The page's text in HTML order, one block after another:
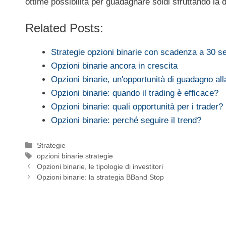
Related Posts:
Strategie opzioni binarie con scadenza a 30
Opzioni binarie ancora in crescita
Opzioni binarie, un'opportunità di guadagno
Opzioni binarie: quando il trading è efficace?
Opzioni binarie: quali opportunità per i trader?
Opzioni binarie: perché seguire il trend?
Categorie
Strategie
Tag
opzioni binarie strategie
Opzioni binarie, le tipologie di investitori
Opzioni binarie: la strategia BBand Stop